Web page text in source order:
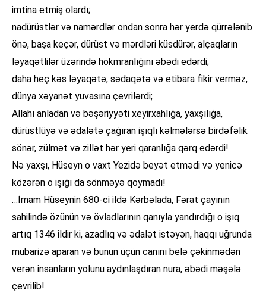
imtina etmiş olardı;
nadürüstlər və namərdlər ondan sonra hər yerdə qürrələnib
önə, başa keçər, dürüst və mərdləri küsdürər, alçaqların
ləyaqətlilər üzərində hökmranlığını əbədi edərdi;
daha heç kəs ləyaqətə, sədaqətə və etibara fikir verməz,
dünya xəyanət yuvasına çevrilərdi;
Allahı anladan və bəşəriyyəti xeyirxahlığa, yaxşılığa,
dürüstlüyə və ədalətə çağıran işıqlı kəlmələrsə birdəfəlik
sönər, zülmət və zillət hər yeri qaranlığa qərq edərdi!
Nə yaxşı, Hüseyn o vaxt Yezidə beyət etmədi və yenicə
közərən o işığı da sönməyə qoymadı!
…İmam Hüseynin 680-ci ildə Kərbəlada, Fərat çayının
sahilində özünün və övladlarının qanıyla yandırdığı o işıq
artıq 1346 ildir ki, azadlıq və ədalət istəyən, haqqı uğrunda
mübarizə aparan və bunun üçün canını belə çəkinmədən
verən insanların yolunu aydınlaşdıran nura, əbədi məşələ
çevrilib!